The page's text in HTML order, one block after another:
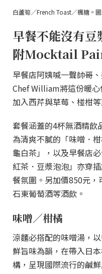
白蘆筍／French Toast／楓糖。
早餐不能沒有
附Mocktail
早餐店阿姨喊一聲帥哥
Chef William將這份暖
加入西芹與草莓、椪柑
套餐涵蓋的4杯無酒精飲
為清爽不膩的「味噌．
龜白茶」，以及早餐店
紅茶．豆漿泡泡」亦穿
餐氛圍。另加價850元
石東葡萄酒等酒飲。
味噌／柑橘
涼麵必搭配的味噌湯，
鮮旨味為韻，在帶入日
構，呈現國際流行的鹹